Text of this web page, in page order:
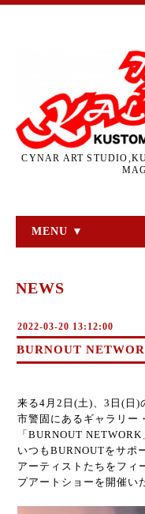
CYNAR ART
MENU ▼
NEWS
2022-03-20 13:12:00
BURNOUT
来る4月2日(土)、3日(日)
市警固にあるギャラリー
「BURNOUT
いつもBURNOUTをサポ
アーティストたちをフィ
プアートショーを開催い